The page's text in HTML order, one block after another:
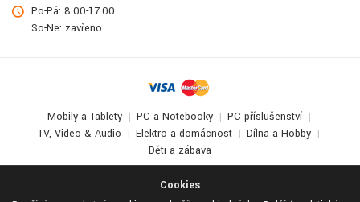
Cookies
Po-Pá: 8.00-17.00
So-Ne: zavřeno
Mobily a Tablety PC a Notebooky
PC příslušenství
TV, Video & Audio
Elektro a domácnost
Dílna a Hobby
Děti a zábava